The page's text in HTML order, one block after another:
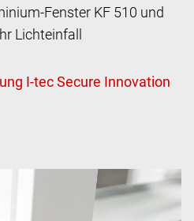
Fenster KF 510 und
Lichteinfall